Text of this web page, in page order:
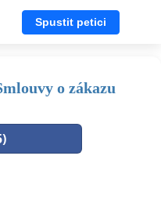
Spustit petici
o zákazu